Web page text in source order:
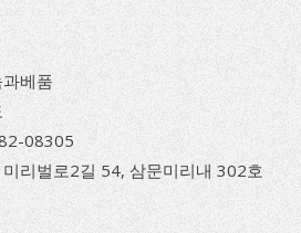
베품
08305
리벌로2길 54, 삼문미리내 302호